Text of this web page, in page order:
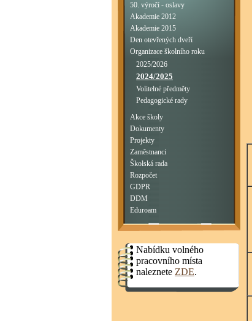
50. výročí - oslavy
Akademie 2012
Akademie 2015
Den otevřených dveří
Organizace školního roku
2025/2026
2024/2025
Volitelné předměty
Pedagogické rady
Akce školy
Dokumenty
Projekty
Zaměstnanci
Školská rada
Rozpočet
GDPR
DDM
Eduroam
Nabídku volného
pracovního místa
naleznete ZDE.